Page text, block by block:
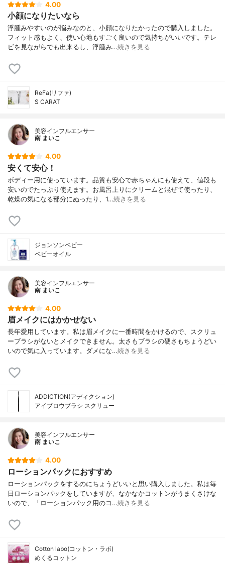
4.00
小顔になりたいなら
浮腫みやすいのが悩みなのと、小顔になりたかったので購入しました。
フィット感もよく、使い心地もすごく良いので気持ちがいいです。テレ
ビを見ながらでも出来るし、浮腫み…続きを見る
ReFa(リファ)
S CARAT
美容インフルエンサー
南 まいこ
4.00
安くて安心！
ボディー用に使っています。品質も安心で赤ちゃんにも使えて、値段も
安いのでたっぷり使えます。お風呂上りにクリームと混ぜて使ったり、
乾燥の気になる部分にぬったり、1…続きを見る
ジョンソンベビー
ベビーオイル
美容インフルエンサー
南 まいこ
4.00
眉メイクにはかかせない
長年愛用しています。私は眉メイクに一番時間をかけるので、スクリュ
ーブラシがないとメイクできません。太さもブラシの硬さもちょうどい
いので気に入っています。ダメにな…続きを見る
ADDICTION(アディクション)
アイブロウブラシ スクリュー
美容インフルエンサー
南 まいこ
4.00
ローションパックにおすすめ
ローションパックをするのにちょうどいいと思い購入しました。私は毎
日ローションパックをしていますが、なかなかコットンがうまくさけな
いので、「ローションパック用のコ…続きを見る
Cotton labo(コットン・ラボ)
めくるコットン